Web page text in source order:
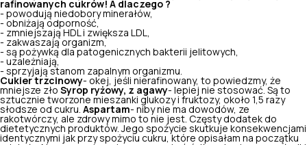
rafinowanych cukrów! A dlaczego ?
- powodują niedobory minerałów,
- obniżają odporność,
- zmniejszają HDL i zwiększa LDL,
- zakwaszają organizm,
- są pożywką dla patogenicznych bakterii jelitowych,
- uzależniają,
- sprzyjają stanom zapalnym organizmu.
Cukier trzcinowy- okej, jeśli nierafinowany, to powiedzmy, że
mniejsze zło Syrop ryżowy, z agawy- lepiej nie stosować. Są to
sztucznie tworzone mieszanki glukozy i fruktozy, około 1,5 razy
słodsze od cukru. Aspartam- niby nie ma dowodów, ze
rakotwórczy, ale zdrowy mimo to nie jest. Częsty dodatek do
dietetycznych produktów. Jego spożycie skutkuje konsekwencjami
identycznymi jak przy spożyciu cukru, które opisałam na początku